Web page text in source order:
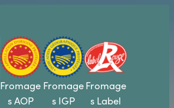
Fromage
s AOP
Fromage
s IGP
Fromage
s Label